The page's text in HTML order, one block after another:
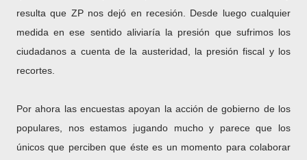
resulta que ZP nos dejó en recesión. Desde luego cualquier
medida en ese sentido aliviaría la presión que sufrimos los
ciudadanos a cuenta de la austeridad, la presión fiscal y los
recortes.
Por ahora las encuestas apoyan la acción de gobierno de los
populares, nos estamos jugando mucho y parece que los
únicos que perciben que éste es un momento para colaborar